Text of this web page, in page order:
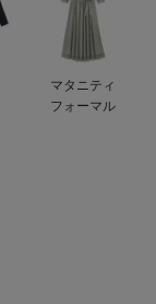
マタニティ
フォーマル